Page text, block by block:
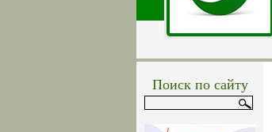
Поиск по сайту